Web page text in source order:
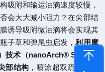
吸附和输运油滴速度较慢，
会大大减小阻力？在尖部结
诱导吸附微油滴将会实现其
子草和弹尾虫启发，利用摩
技术（nanoArch® S140 Pr
部结构 ，喷涂超双疏涂层后